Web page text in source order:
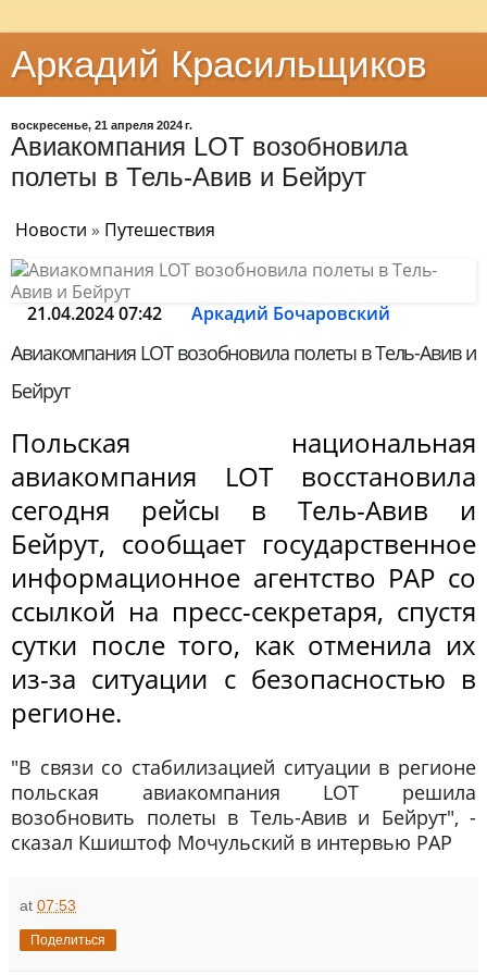
Аркадий Красильщиков
воскресенье, 21 апреля 2024 г.
Авиакомпания LOT возобновила
полеты в Тель-Авив и Бейрут
Новости » Путешествия
21.04.2024 07:42 Аркадий Бочаровский
Авиакомпания LOT возобновила полеты в Тель-Авив и
Бейрут
Польская национальная
авиакомпания LOT восстановила
сегодня рейсы в Тель-Авив и
Бейрут, сообщает государственное
информационное агентство PAP со
ссылкой на пресс-секретаря, спустя
сутки после того, как отменила их
из-за ситуации с безопасностью в
регионе.
"В связи со стабилизацией ситуации в регионе
польская авиакомпания LOT решила
возобновить полеты в Тель-Авив и Бейрут", -
сказал Кшиштоф Мочульский в интервью PAP
at 07:53
Поделиться